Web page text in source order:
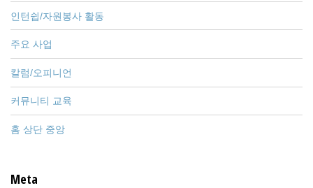
인턴쉽/자원봉사 활동
주요 사업
칼럼/오피니언
커뮤니티 교육
홈 상단 중앙
Meta